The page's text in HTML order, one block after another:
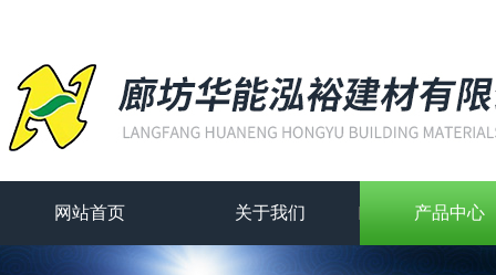
网站首页 关于我们 产品中心